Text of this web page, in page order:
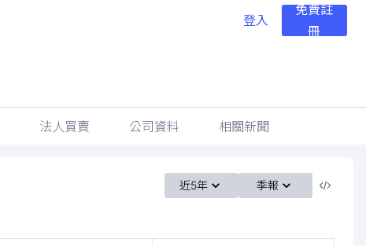
登入
免費註
冊
法人買賣 公司資料 相關新聞
近5年 季報